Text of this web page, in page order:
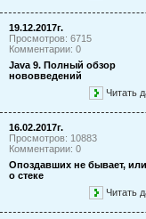
19.12.2017г.
Просмотров: 6715
Комментарии: 0
Java 9. Полный обзор
нововведений
Читать
16.02.2017г.
Просмотров: 10883
Комментарии: 0
Опоздавших не бывает,
о стеке
Читать